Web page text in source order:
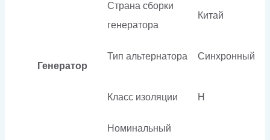
Генератор
Страна сборки
генератора
Китай
Тип альтернатора Синхронный
Класс изоляции H
Номинальный